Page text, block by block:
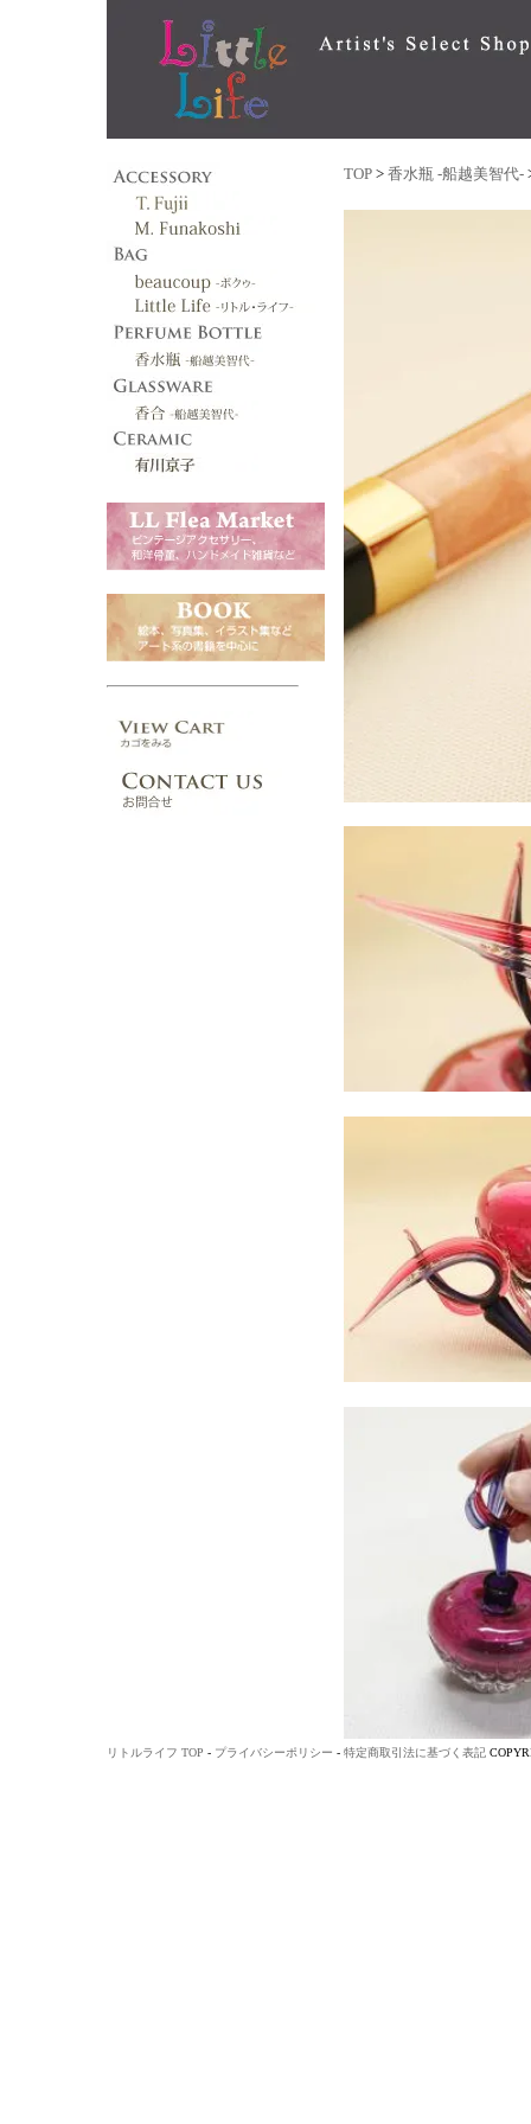
TOP > 香水瓶 -船越美智代-
リトルライフ TOP - プライバシーポリシー - 特定商取引法に基づく表記